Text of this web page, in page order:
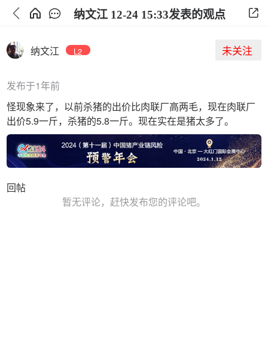
纳文江 12-24 15:33发表的观点
纳文江 L2 未关注
发布于1年前
怪现象来了，以前杀猪的出价比肉联厂高两毛，现在肉联厂
出价5.9一斤，杀猪的5.8一斤。现在实在是猪太多了。
回帖
暂无评论，赶快发布您的评论吧。